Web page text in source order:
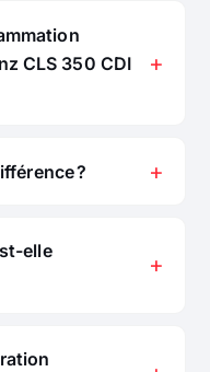
CLS 350 CDI
?
elle